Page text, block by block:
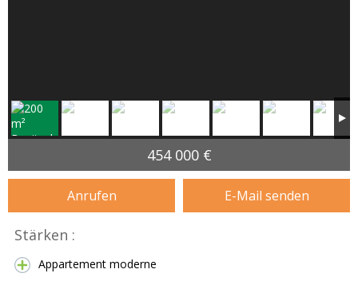
454 000 €
Anrufen E-Mail senden
Stärken :
Appartement moderne